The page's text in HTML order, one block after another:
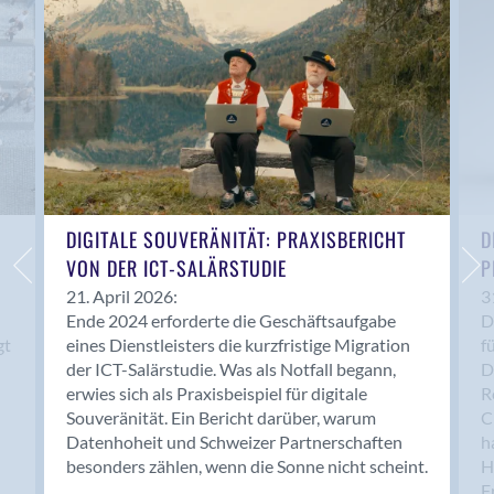
Anwil
Appenzell
Au SG
Baar
Baden
Balsthal
Balzers
Basel
Bassersdorf
Belp
Bendern
Benken (SG)
Bergdietikon
Berlin
Bern
Bern - Liebefeld
DIGITALE SOUVERÄNITÄT: PRAXISBERICHT
VON DER ICT-SALÄRSTUDIE
21. April 2026:
Ende 2024 erforderte die Geschäftsaufgabe
eines Dienstleisters die kurzfristige Migration
der ICT-Salärstudie. Was als Notfall begann,
erwies sich als Praxisbeispiel für digitale
Souveränität. Ein Bericht darüber, warum
Datenhoheit und Schweizer Partnerschaften
besonders zählen, wenn die Sonne nicht scheint.